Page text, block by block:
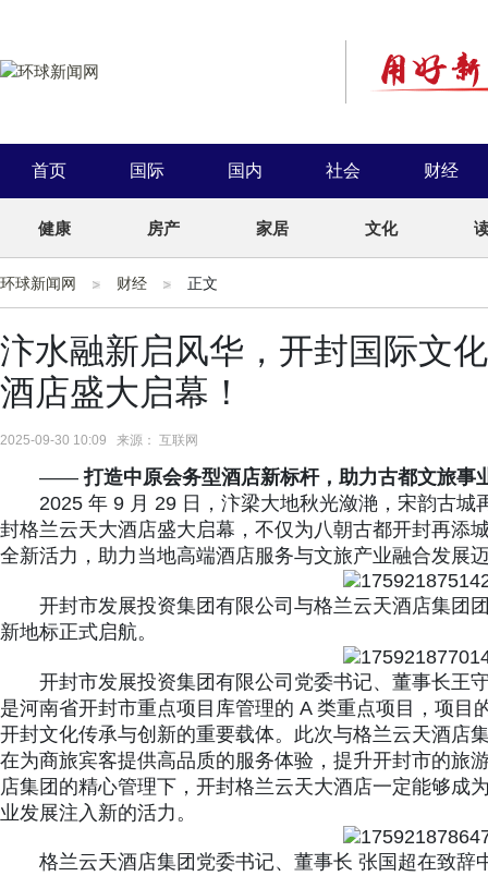
首页 国际 国内 社会 财经
健康 房产 家居 文化
环球新闻网 财经 正文
汴水融新启风华，开封国际文
酒店盛大启幕！
2025-09-30 10:09 来源： 互联网
—— 打造中原会务型酒店新标杆，助力古都文旅事
2025 年 9 月 29 日，汴梁大地秋光潋滟，宋韵古
封格兰云天大酒店盛大启幕，不仅为八朝古都开封再添
全新活力，助力当地高端酒店服务与文旅产业融合发展
开封市发展投资集团有限公司与格兰云天酒店集团
新地标正式启航。
开封市发展投资集团有限公司党委书记、董事长王
是河南省开封市重点项目库管理的 A 类重点项目，项
开封文化传承与创新的重要载体。此次与格兰云天酒店
在为商旅宾客提供高品质的服务体验，提升开封市的旅
店集团的精心管理下，开封格兰云天大酒店一定能够成
业发展注入新的活力。
格兰云天酒店集团党委书记、董事长 张国超在致